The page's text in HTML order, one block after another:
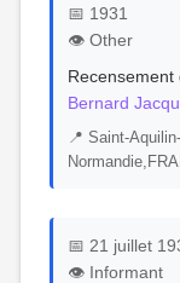
📅 1931
👁️ Other
Recensement
Bernard
📍 Saint-
📅 21 juillet
👁️ Informant